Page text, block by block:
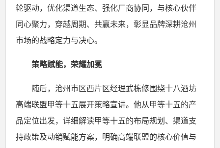
轮驱动，优化渠道生态、强化厂商协同，与核心伙伴
同心聚力，穿越周期、共赢未来，彰显品牌深耕沧州
市场的战略定力与决心。
策略赋能，荣耀加冕
随后，沧州市区西片区经理武栋修围绕十八酒坊
高端联盟甲等十五展开策略宣讲。他从甲等十五的产
品定位出发，详细解读甲等十五的布局规划、渠道支
持政策及动销赋能方案，明确高端联盟的核心价值与